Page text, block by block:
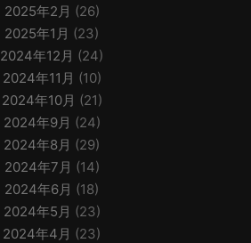
2025年2月 (26)
2025年1月 (23)
2024年12月 (24)
2024年11月 (10)
2024年10月 (21)
2024年9月 (24)
2024年8月 (29)
2024年7月 (14)
2024年6月 (18)
2024年5月 (23)
2024年4月 (23)